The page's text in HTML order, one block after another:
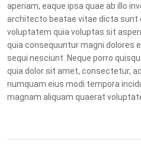
aperiam, eaque ipsa quae ab illo
architecto beatae vitae dicta sunt
voluptatem quia voluptas sit
quia consequuntur magni dolores
sequi nesciunt. Neque porro
quia dolor sit amet, consectetur,
numquam eius modi tempora
magnam aliquam quaerat